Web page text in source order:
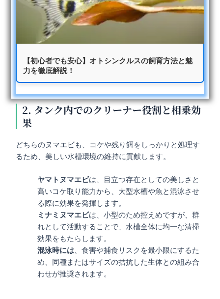
【初心者でも安心】オトシンクルスの飼育方法と魅
力を徹底解説！
2. タンク内でのクリーナー役割と相乗効
果
どちらのヌマエビも、コケや残り餌をしっかりと処理す
るため、美しい水槽環境の維持に貢献します。
ヤマトヌマエビは、目立つ存在としての美しさと
高いコケ取り能力から、大型水槽や魚と混泳させ
る際に効果を発揮します。
ミナミヌマエビは、小型のため控えめですが、群
れとして活動することで、水槽全体に均一な清掃
効果をもたらします。
混泳時には 、食害や捕食リスクを最小限にするた
め、同種またはサイズの拮抗した生体との組み合
わせが推奨されます。